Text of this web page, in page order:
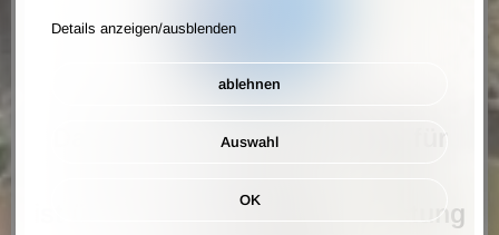
Das Premium Internet-Portal für
ist überzeugt von unserer Leistung
Details anzeigen/ausblenden
ablehnen
Auswahl
OK